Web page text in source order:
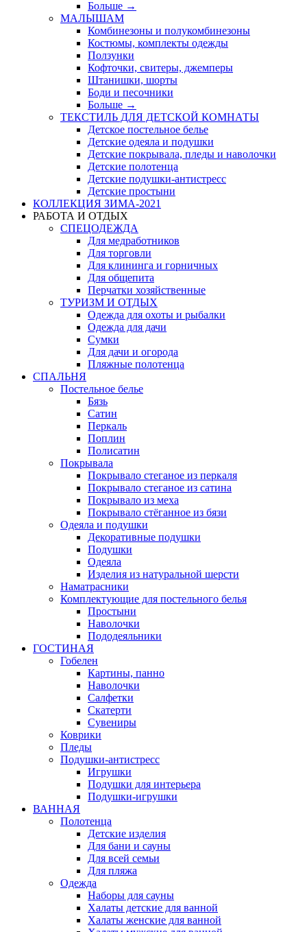
Больше →
МАЛЫШАМ
Комбинезоны и полукомбинезоны
Костюмы, комплекты одежды
Ползунки
Кофточки, свитеры, джемперы
Штанишки, шорты
Боди и песочники
Больше →
ТЕКСТИЛЬ ДЛЯ ДЕТСКОЙ КОМНАТЫ
Детское постельное белье
Детские одеяла и подушки
Детские покрывала, пледы и наволочки
Детские полотенца
Детские подушки-антистресс
Детские простыни
КОЛЛЕКЦИЯ ЗИМА-2021
РАБОТА И ОТДЫХ
СПЕЦОДЕЖДА
Для медработников
Для торговли
Для клининга и горничных
Для общепита
Перчатки хозяйственные
ТУРИЗМ И ОТДЫХ
Одежда для охоты и рыбалки
Одежда для дачи
Сумки
Для дачи и огорода
Пляжные полотенца
СПАЛЬНЯ
Постельное белье
Бязь
Сатин
Перкаль
Поплин
Полисатин
Покрывала
Покрывало стеганое из перкаля
Покрывало стеганое из сатина
Покрывало из меха
Покрывало стёганное из бязи
Одеяла и подушки
Декоративные подушки
Подушки
Одеяла
Изделия из натуральной шерсти
Наматраcники
Комплектующие для постельного белья
Простыни
Наволочки
Пододеяльники
ГОСТИНАЯ
Гобелен
Картины, панно
Наволочки
Салфетки
Скатерти
Сувениры
Коврики
Пледы
Подушки-антистресс
Игрушки
Подушки для интерьера
Подушки-игрушки
ВАННАЯ
Полотенца
Детские изделия
Для бани и сауны
Для всей семьи
Для пляжа
Одежда
Наборы для сауны
Халаты детские для ванной
Халаты женские для ванной